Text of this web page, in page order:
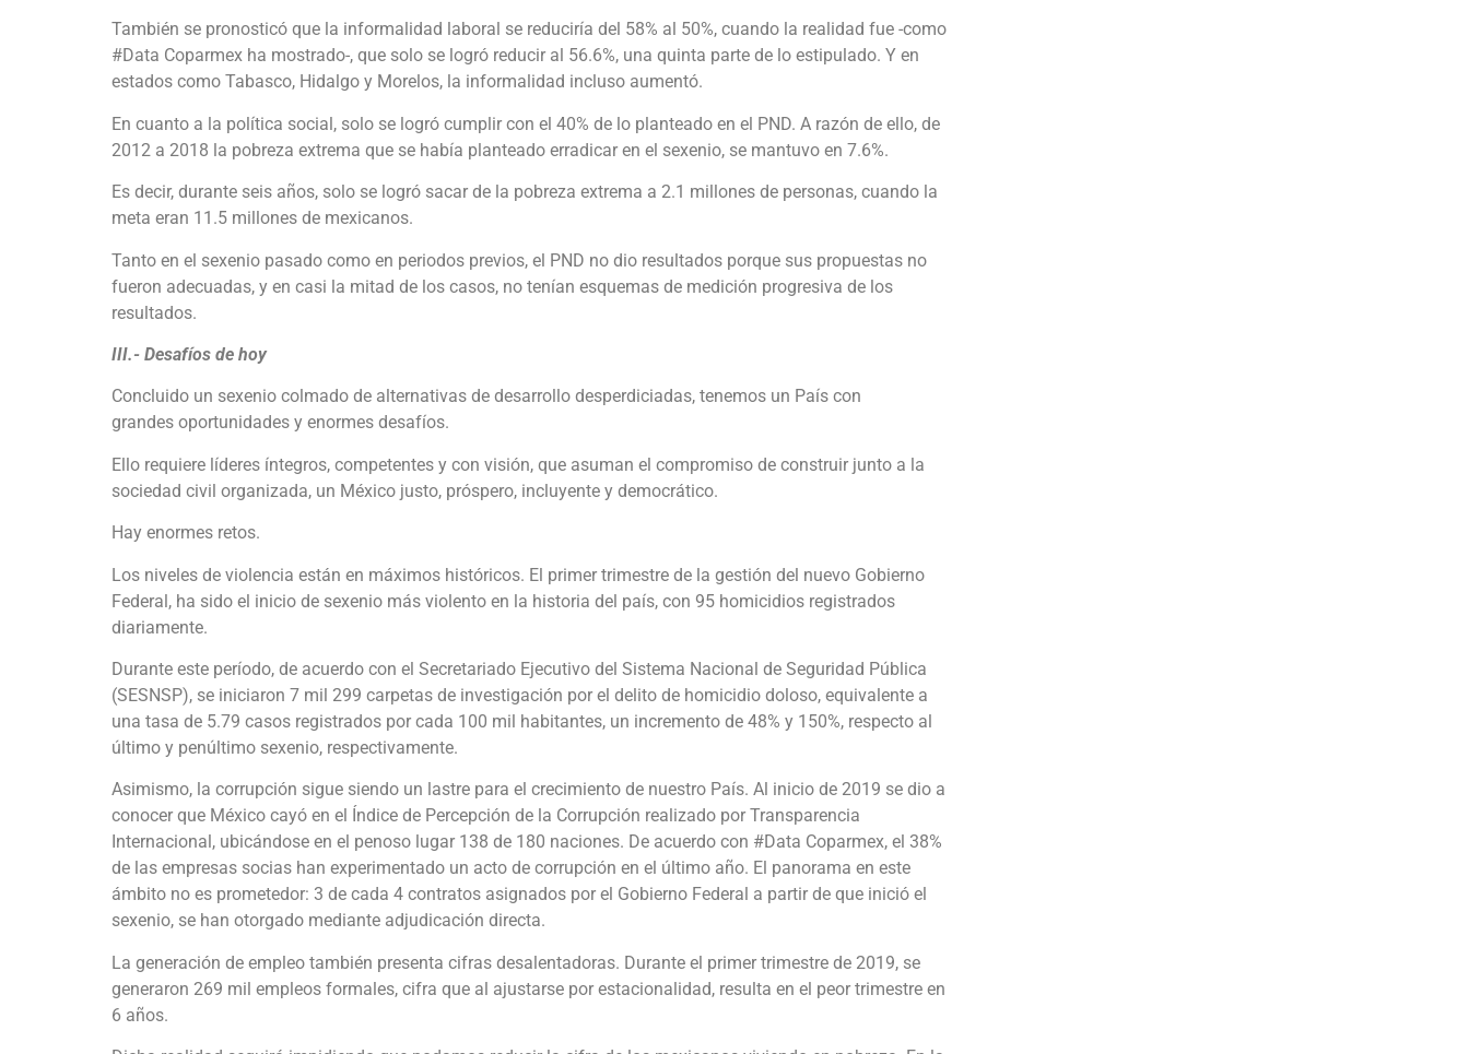
También se pronosticó que la informalidad laboral se reduciría del 58% al 50%, cuando la realidad fue -como
#Data Coparmex ha mostrado-, que solo se logró reducir al 56.6%, una quinta parte de lo estipulado. Y en
estados como Tabasco, Hidalgo y Morelos, la informalidad incluso aumentó.
En cuanto a la política social, solo se logró cumplir con el 40% de lo planteado en el PND. A razón de ello, de
2012 a 2018 la pobreza extrema que se había planteado erradicar en el sexenio, se mantuvo en 7.6%.
Es decir, durante seis años, solo se logró sacar de la pobreza extrema a 2.1 millones de personas, cuando la
meta eran 11.5 millones de mexicanos.
Tanto en el sexenio pasado como en periodos previos, el PND no dio resultados porque sus propuestas no
fueron adecuadas, y en casi la mitad de los casos, no tenían esquemas de medición progresiva de los
resultados.
III.- Desafíos de hoy
Concluido un sexenio colmado de alternativas de desarrollo desperdiciadas, tenemos un País con
grandes oportunidades y enormes desafíos.
Ello requiere líderes íntegros, competentes y con visión, que asuman el compromiso de construir junto a la
sociedad civil organizada, un México justo, próspero, incluyente y democrático.
Hay enormes retos.
Los niveles de violencia están en máximos históricos. El primer trimestre de la gestión del nuevo Gobierno
Federal, ha sido el inicio de sexenio más violento en la historia del país, con 95 homicidios registrados
diariamente.
Durante este período, de acuerdo con el Secretariado Ejecutivo del Sistema Nacional de Seguridad Pública
(SESNSP), se iniciaron 7 mil 299 carpetas de investigación por el delito de homicidio doloso, equivalente a
una tasa de 5.79 casos registrados por cada 100 mil habitantes, un incremento de 48% y 150%, respecto al
último y penúltimo sexenio, respectivamente.
Asimismo, la corrupción sigue siendo un lastre para el crecimiento de nuestro País. Al inicio de 2019 se dio a
conocer que México cayó en el Índice de Percepción de la Corrupción realizado por Transparencia
Internacional, ubicándose en el penoso lugar 138 de 180 naciones. De acuerdo con #Data Coparmex, el 38%
de las empresas socias han experimentado un acto de corrupción en el último año. El panorama en este
ámbito no es prometedor: 3 de cada 4 contratos asignados por el Gobierno Federal a partir de que inició el
sexenio, se han otorgado mediante adjudicación directa.
La generación de empleo también presenta cifras desalentadoras. Durante el primer trimestre de 2019, se
generaron 269 mil empleos formales, cifra que al ajustarse por estacionalidad, resulta en el peor trimestre en
6 años.